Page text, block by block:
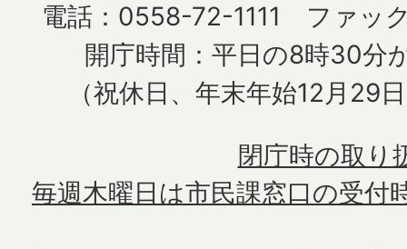
電話：0558-72-1111 ファッ
開庁時間：平日の8時30分
（祝休日、年末年始12月29
毎週木曜日は市民課窓口の受付
閉庁時の取り